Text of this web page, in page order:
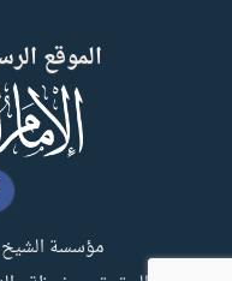
الموقع
مؤسسة الشيخ